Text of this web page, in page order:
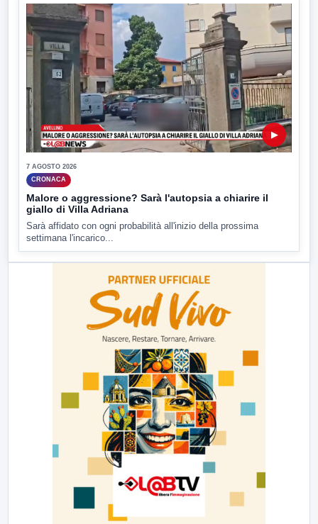
▶
7 AGOSTO 2026
CRONACA
Malore o aggressione? Sarà l'autopsia a chiarire il
giallo di Villa Adriana
Sarà affidato con ogni probabilità all'inizio della prossima
settimana l'incarico...